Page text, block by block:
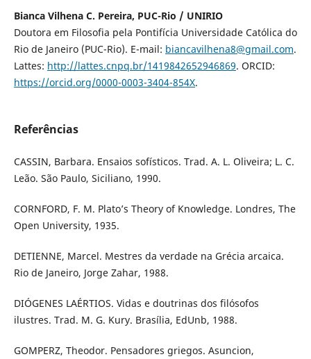
Bianca Vilhena C. Pereira, PUC-Rio / UNIRIO
Doutora em Filosofia pela Pontifícia Universidade Católica do
Rio de Janeiro (PUC-Rio). E-mail: biancavilhena8@gmail.com.
Lattes: http://lattes.cnpq.br/1419842652946869. ORCID:
https://orcid.org/0000-0003-3404-854X.
Referências
CASSIN, Barbara. Ensaios sofísticos. Trad. A. L. Oliveira; L. C.
Leão. São Paulo, Siciliano, 1990.
CORNFORD, F. M. Plato’s Theory of Knowledge. Londres, The
Open University, 1935.
DETIENNE, Marcel. Mestres da verdade na Grécia arcaica.
Rio de Janeiro, Jorge Zahar, 1988.
DIÓGENES LAÉRTIOS. Vidas e doutrinas dos filósofos
ilustres. Trad. M. G. Kury. Brasília, EdUnb, 1988.
GOMPERZ, Theodor. Pensadores griegos. Asuncion,